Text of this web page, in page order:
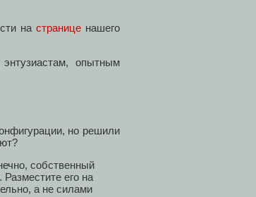
на страниценашего
опытным
но решили
собственный
его на
а не силами